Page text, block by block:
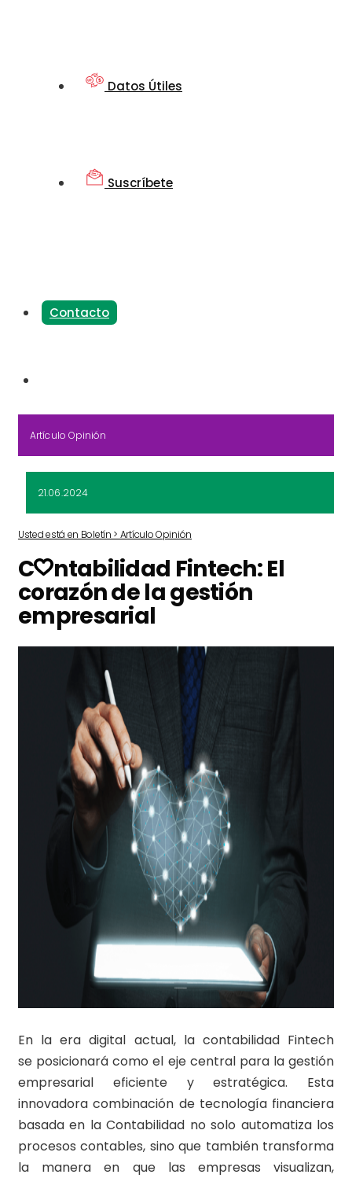
Datos Útiles
Suscríbete
Contacto
Artículo Opinión
21.06.2024
Usted está en Boletín > Artículo Opinión
C ntabilidad Fintech: El
corazón de la gestión
empresarial
En la era digital actual, la contabilidad Fintech
se posicionará como el eje central para la gestión
empresarial eficiente y estratégica. Esta
innovadora combinación de tecnología financiera
basada en la Contabilidad no solo automatiza los
procesos contables, sino que también transforma
la manera en que las empresas visualizan,